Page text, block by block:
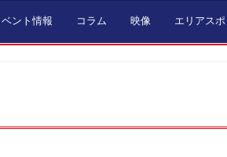
ベント情報 コラム 映像 エリアスポ